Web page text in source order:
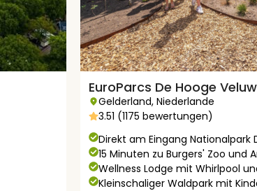
EuroParcs De Hooge
Gelderland, Niederlande
3.51 (1175 bewertungen)
Direkt am Eingang Nationalpark
15 Minuten zu Burgers' Zoo und
Wellness Lodge mit Whirlpool
Kleinschaliger Waldpark mit